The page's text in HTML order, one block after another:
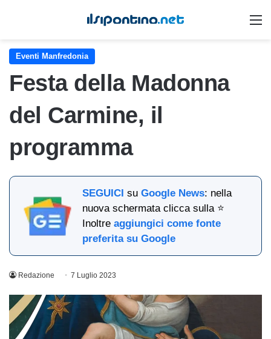
Eventi Manfredonia
Festa della Madonna
del Carmine, il
programma
SEGUICI suGoogle News: nella
nuova schermata clicca sulla ⭐
Inoltreaggiungici come fonte
preferita su Google
Redazione 7 Luglio 2023